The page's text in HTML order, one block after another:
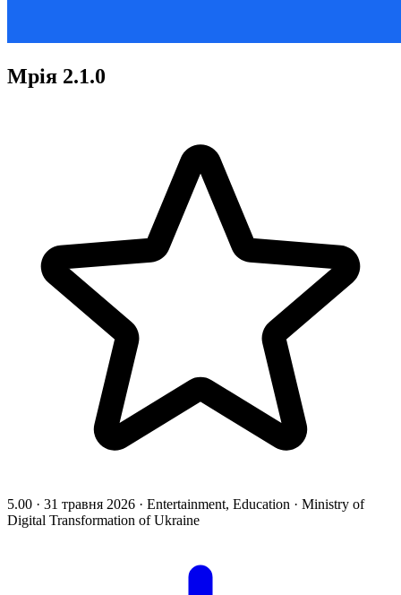
Мрія 2.1.0
5.00 · 31 травня 2026 · Entertainment, Education · Ministry of
Digital Transformation of Ukraine